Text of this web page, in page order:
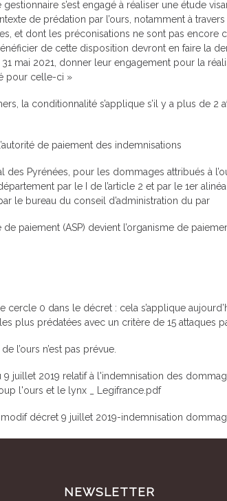
s’est engagé à réaliser une étude
de prédation par l’ours, notamment à
et dont les préconisations ne sont pas encore
de cette disposition devront en faire la
mai 2021, donner leur engagement pour la
pour celle-ci »
la conditionnalité s’applique s’il y a plus de 2
de paiement des indemnisations
des Pyrénées, pour les dommages attribués à
par le I de l’article 2 et par le 1er
le bureau du conseil d’administration du par
de paiement (ASP) devient l’organisme de
cercle 0 dans le décret : cela s’applique
plus prédatées avec un critère de 15 attaques
l’ours n’est pas prévue.
9 juillet 2019 relatif à l'indemnisation des
l'ours et le lynx _ Legifrance.pdf
modif décret 9 juillet 2019-indemnisation
NEWSLETTER